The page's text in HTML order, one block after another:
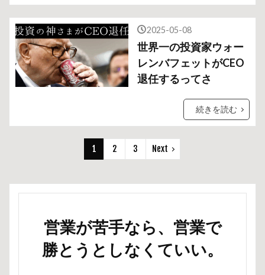
2025-05-08
世界一の投資家ウォー
レンバフェットがCEO
退任するってさ
続きを読む
1 2 3 Next
営業が苦手なら、営業で
勝とうとしなくていい。